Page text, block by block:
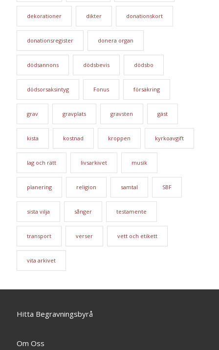
dekorationer dikter donationskort
donationsregister donera organ
dödsannons dödsbevis dödsbo
dödsorsaksintyg Fonus försäkring
grav gravplats gravsten gäst
kista kostnad kroppen kyrkoavgift
lag och rätt livsarkivet musik
planering religion samtal SBF
sista vilja sånger testamente
transport verser vett och etikett
vita arkivet
Hitta Begravningsbyrå
Om Oss